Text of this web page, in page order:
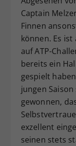
Captain
Finnen
können. Es ist
auf ATP-
bereits ein
gespielt
jungen
gewonnen,
exzellent
seinen stets